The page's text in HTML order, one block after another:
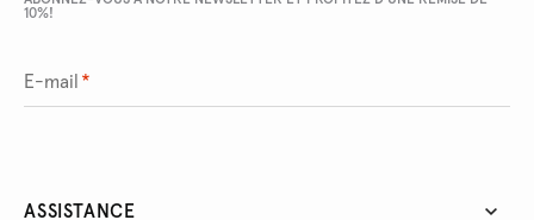
10%!
E-mail *
ASSISTANCE